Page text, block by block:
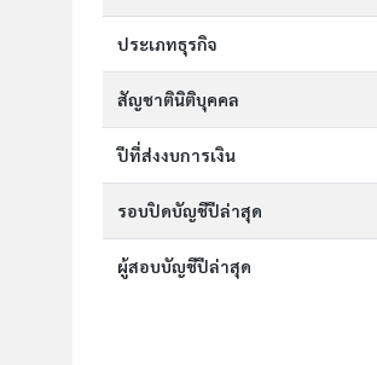
ประเภทธุรกิจ
สัญชาตินิติบุคคล
ปีที่ส่งงบการเงิน
รอบปิดบัญชีปีล่าสุด
ผู้สอบบัญชีปีล่าสุด